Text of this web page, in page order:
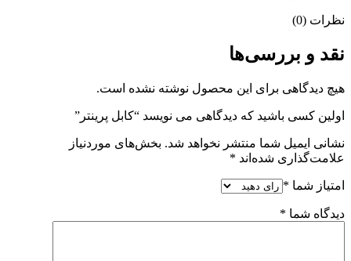
نظرات (0)
نقد و بررسی‌ها
هیچ دیدگاهی برای این محصول نوشته نشده است.
اولین کسی باشید که دیدگاهی می نویسد “کابل پرینتر”
نشانی ایمیل شما منتشر نخواهد شد. بخش‌های موردنیاز
علامت‌گذاری شده‌اند *
امتیاز شما *
دیدگاه شما *